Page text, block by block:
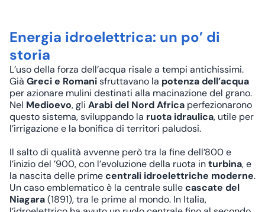
Energia idroelettrica: un po’ di
storia
L’uso della forza dell’acqua risale a tempi antichissimi.
Già Greci e Romanisfruttavano la potenza dell’acqua
per azionare mulini destinati alla macinazione del grano.
Nel Medioevo, gli Arabi del Nord Africa perfezionarono
questo sistema, sviluppando la ruota idraulica, utile per
l’irrigazione e la bonifica di territori paludosi.
Il salto di qualità avvenne però tra la fine dell’800 e
l’inizio del ’900, con l’evoluzione della ruota inturbina, e
la nascita delle primecentrali idroelettriche moderne.
Un caso emblematico è la centrale sullecascate del
Niagara(1891), tra le prime al mondo. In Italia,